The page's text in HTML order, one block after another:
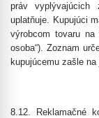
práv
uplatňuje. Kupujúci
výrobcom tovaru na
osoba“). Zoznam
kupujúcemu zašle
8.12.
Reklamačné